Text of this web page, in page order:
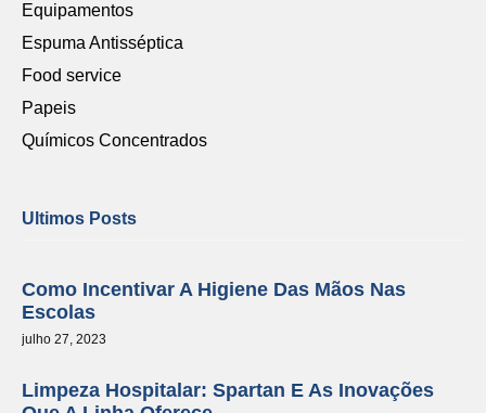
Equipamentos
Espuma Antisséptica
Food service
Papeis
Químicos Concentrados
Ultimos Posts
Como Incentivar A Higiene Das Mãos Nas
Escolas
julho 27, 2023
Limpeza Hospitalar: Spartan E As Inovações